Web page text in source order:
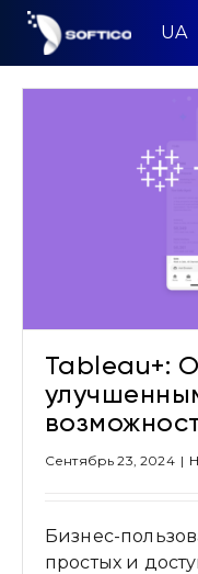
Skip
content
Tableau+:
Сентябрь 23, 2024 |
Бизнес-
простых и